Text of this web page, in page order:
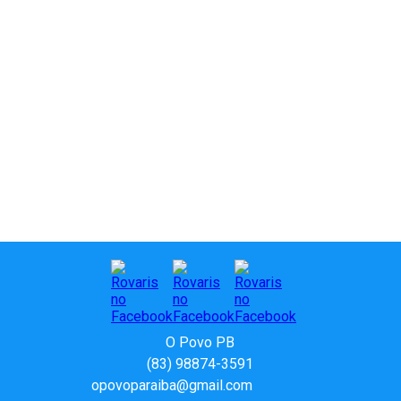
O Povo PB
(83) 98874-3591
opovoparaiba@gmail.com